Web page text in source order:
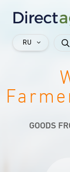
RU
GOODS